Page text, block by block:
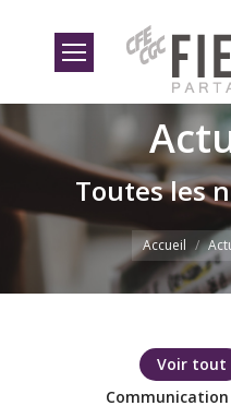
Toutes les
Accueil
Voir tout